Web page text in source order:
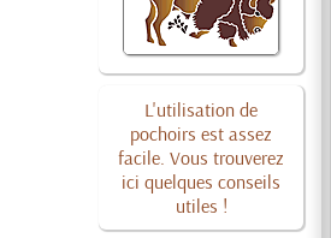
L'utilisation de
pochoirs est assez
facile. Vous trouverez
ici quelques conseils
utiles !